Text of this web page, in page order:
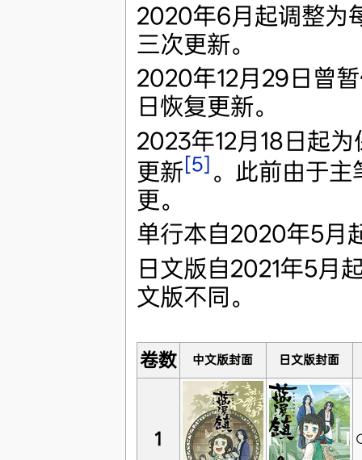
2020年6月起调整为
三次更新。
2020年12月29日曾
日恢复更新。
2023年12月18日起
更新[5] 。此前由于
更。
单行本自2020年5月
日文版自2021年5月
文版不同。
卷数 中文版封面 日文版封面
1